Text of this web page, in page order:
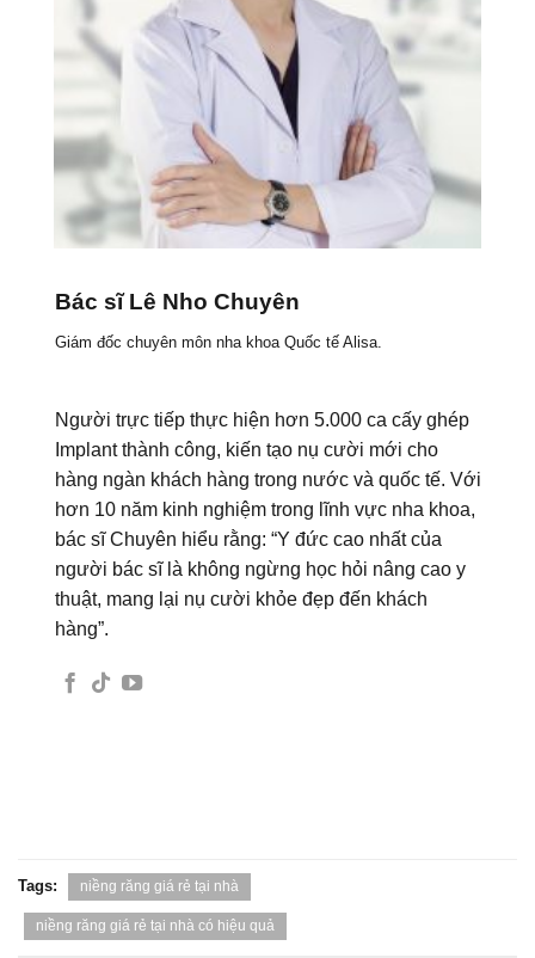
Bác sĩ Lê Nho Chuyên
Giám đốc chuyên môn nha khoa Quốc tế Alisa.
Người trực tiếp thực hiện hơn 5.000 ca cấy ghép
Implant thành công, kiến tạo nụ cười mới cho
hàng ngàn khách hàng trong nước và quốc tế. Với
hơn 10 năm kinh nghiệm trong lĩnh vực nha khoa,
bác sĩ Chuyên hiểu rằng: “Y đức cao nhất của
người bác sĩ là không ngừng học hỏi nâng cao y
thuật, mang lại nụ cười khỏe đẹp đến khách
hàng”.
Tags: niềng răng giá rẻ tại nhà
niềng răng giá rẻ tại nhà có hiệu quả